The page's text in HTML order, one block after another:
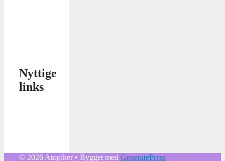
Nyttige
links
© 2026 Atopiker • Bygget med GeneratePress